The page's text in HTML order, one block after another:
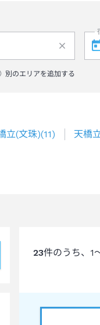
別のエリアを追加する
立(文珠)(11) 天橋
23件のうち、 1